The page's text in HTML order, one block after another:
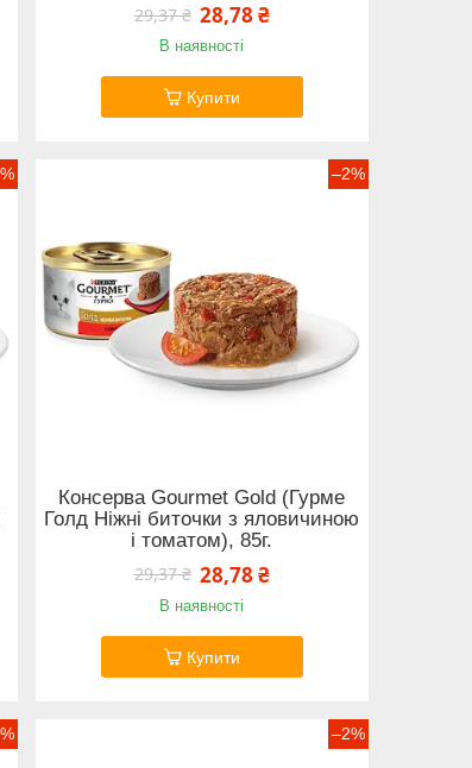
29,37 ₴ 28,78 ₴
В наявності
Купити
–2%
Консерва Gourmet Gold (Гурме
Голд Ніжні биточки з яловичиною
і томатом), 85г.
29,37 ₴ 28,78 ₴
В наявності
Купити
–2%